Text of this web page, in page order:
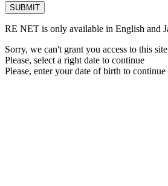
RE NET is only available in English and
Sorry, we can't grant you access to this
Please, select a right date to continue
Please, enter your date of birth to continue